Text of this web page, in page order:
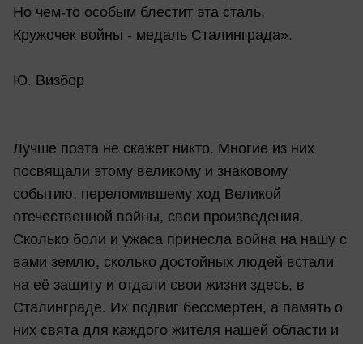
Но чем-то особым блестит эта сталь,
Кружочек войны - медаль Сталинграда».
Ю. Визбор
Лучше поэта не скажет никто. Многие из них
посвящали этому великому и знаковому
событию, переломившему ход Великой
отечественной войны, свои произведения.
Сколько боли и ужаса принесла война на нашу с
вами землю, сколько достойных людей встали
на её защиту и отдали свои жизни здесь, в
Сталинграде. Их подвиг бессмертен, а память о
них свята для каждого жителя нашей области и